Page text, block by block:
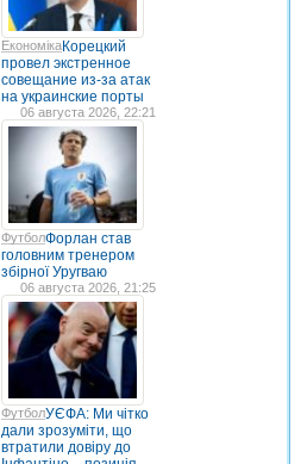
ЕкономікаКорецкий
провел экстренное
совещание из-за атак
на украинские порты
06 августа 2026, 22:21
ФутболФорлан став
головним тренером
збірної Уругваю
06 августа 2026, 21:25
ФутболУЄФА: Ми чітко
дали зрозуміти, що
втратили довіру до